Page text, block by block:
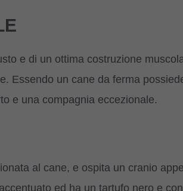
e di un ottima costruzione
Essendo un cane da ferma
e una compagnia eccezionale.
al cane, e ospita un cranio
ed ha un tartufo nero e